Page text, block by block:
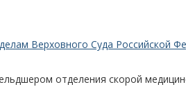
Верховного Суда Российской
отделения скорой